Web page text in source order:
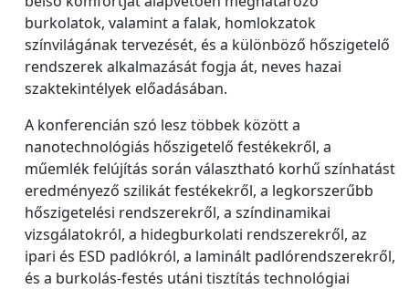
burkolatok, valamint a falak, homlokzatok
színvilágának tervezését, és a különböző hőszigetelő
rendszerek alkalmazását fogja át, neves hazai
szaktekintélyek előadásában.
A konferencián szó lesz többek között a
nanotechnológiás hőszigetelő festékekről, a
műemlék felújítás során választható korhű színhatást
eredményező szilikát festékekről, a legkorszerűbb
hőszigetelési rendszerekről, a színdinamikai
vizsgálatokról, a hidegburkolati rendszerekről, az
ipari és ESD padlókról, a laminált padlórendszerekről,
és a burkolás-festés utáni tisztítás technológiai